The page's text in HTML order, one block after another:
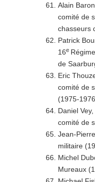
Alain
comité de
chasseurs
Patrick
16e
de
Eric
comité de
(1975-
Daniel
comité de
Jean-
militaire
Michel
Mureaux